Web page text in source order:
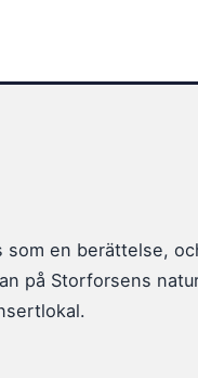
en berättelse,
på Storforsens